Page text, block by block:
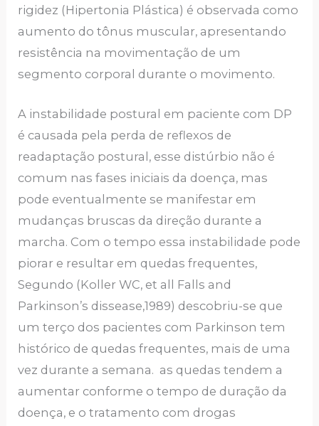
rigidez (Hipertonia Plástica) é observada como
aumento do tônus muscular, apresentando
resistência na movimentação de um
segmento corporal durante o movimento.
A instabilidade postural em paciente com DP
é causada pela perda de reflexos de
readaptação postural, esse distúrbio não é
comum nas fases iniciais da doença, mas
pode eventualmente se manifestar em
mudanças bruscas da direção durante a
marcha. Com o tempo essa instabilidade pode
piorar e resultar em quedas frequentes,
Segundo (Koller WC, et all Falls and
Parkinson’s dissease,1989) descobriu-se que
um terço dos pacientes com Parkinson tem
histórico de quedas frequentes, mais de uma
vez durante a semana. as quedas tendem a
aumentar conforme o tempo de duração da
doença, e o tratamento com drogas